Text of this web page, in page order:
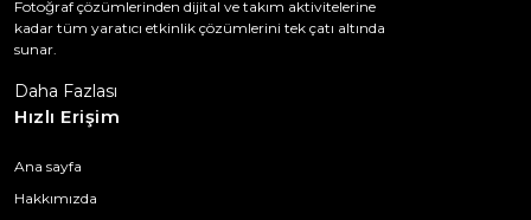
Fotoğraf çözümlerinden dijital ve takım aktivitelerine
kadar tüm yaratıcı etkinlik çözümlerini tek çatı altında
sunar.
Daha Fazlası
Hızlı Erişim
Ana sayfa
Hakkımızda